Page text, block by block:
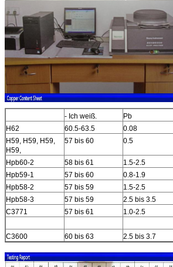
- Ich weiß. Pb
H62
60.5-63.5 0.08
H59, H59, H59,
H59,
57 bis 60 0.5
Hpb60-2 58 bis 61 1.5-2.5
Hpb59-1
57 bis 60 0.8-1.9
Hpb58-2
57 bis 59 1.5-2.5
Hpb58-3
57 bis 59 2.5 bis 3.5
C3771
57 bis 61 1.0-2.5
C3600
60 bis 63 2.5 bis 3.7